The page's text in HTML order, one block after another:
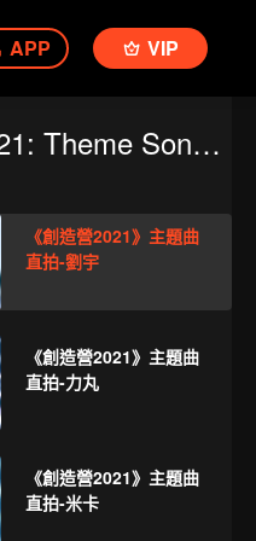
APP VIP
CHUANG 2021: Theme Song Focus Cam
《創造營2021》主題曲
直拍-劉宇
《創造營2021》主題曲
直拍-力丸
《創造營2021》主題曲
直拍-米卡